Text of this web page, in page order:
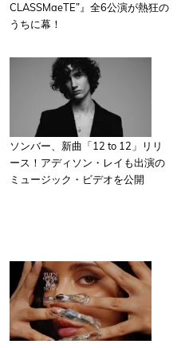
CLASSMaeTE”』全6公演が熱狂の
うちに幕！
ソンバー、新曲「12 to 12」リリ
ース！アディソン・レイも出演の
ミュージック・ビデオを公開